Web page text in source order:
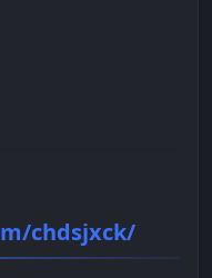
chdsjxck/